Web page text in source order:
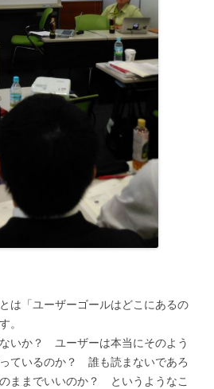
は「ユーザーゴールはどこにあるの
。
いか？ ユーザーは本当にそのよう
ているのか？ 誰も読まないであろ
ままでいいのか？ というようなこ